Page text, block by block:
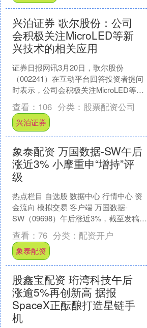
兴泊证券 歌尔股份：公司
会积极关注MicroLED等新
兴技术的相关应用
证券日报网讯3月20日，歌尔股份
（002241）在互动平台回答投资者提问
时表示，公司会积极关注MicroLED等新
兴技术的相关应用。....
查看： 106 分类： 股票配资公司
兴泊证券
象泰配资 万国数据-SW午后
涨近3% 小摩重申“增持”评
级
热点栏目 自选股 数据中心 行情中心 资
金流向 模拟交易 客户端 万国数据-
SW（09698）午后涨近3%，截至发稿，
股价上涨2.53%，现报42.20港元，成....
查看： 76 分类： 配资开户
象泰配资
股鑫宝配资 珩湾科技午后
涨逾5%再创新高 据报
SpaceX正酝酿打造星链手
机